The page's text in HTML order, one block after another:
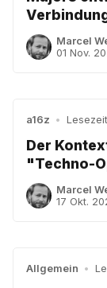
Marcel
01 Nov.
a16z •
Der
"Techno-
Marcel
17 Okt.
Allgemein •